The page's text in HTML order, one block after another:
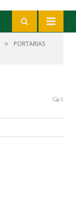
»
PORTARIAS
0